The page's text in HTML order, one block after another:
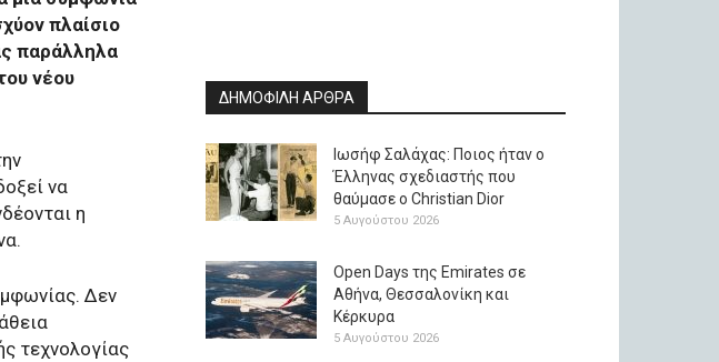
πλαίσιο
παράλληλα
νέου
να
η
Δεν
τεχνολογίας
ΔΗΜΟΦΙΛΗ ΑΡΘΡΑ
Ιωσήφ Σαλάχας: Ποιος ήταν ο
Έλληνας σχεδιαστής που
θαύμασε ο Christian Dior
5 Αυγούστου 2026
Open Days της Emirates σε
Αθήνα, Θεσσαλονίκη και
Κέρκυρα
5 Αυγούστου 2026